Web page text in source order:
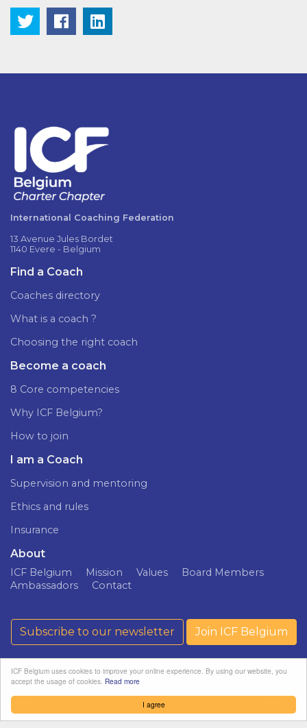
I agree
ICF Belgium uses cookies to improve your online experience. By using our website, you
accept the usage of cookies. Read more
International Coaching Federation
13 Avenue Jules Bordet
1140 Evere - Belgium
Find a Coach
Coaches directory
What is a coach ?
Choosing the right coach
Become a coach
8 Core competencies
Why ICF Belgium?
How to join
I am a Coach
Supervision and mentoring
Ethics and rules
Insurance
About
ICF Belgium Mission Values
Board Members
Ambassadors
Contact
Subscribe to our newsletter Join ICF Belgium